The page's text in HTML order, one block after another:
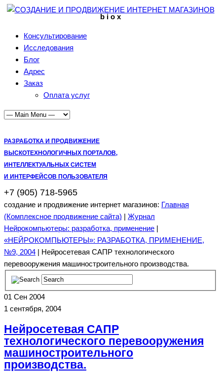
b i o x
Консультирование
Исследования
Блог
Адрес
Заказ
Оплата услуг
РАЗРАБОТКА И ПРОДВИЖЕНИЕ
ВЫСКОТЕХНОЛОГИЧНЫХ ПОРТАЛОВ,
ИНТЕЛЛЕКТУАЛЬНЫХ СИСТЕМ
И ИНТЕРФЕЙСОВ ПОЛЬЗОВАТЕЛЯ
+7 (905) 718-5965
создание и продвижение интернет магазинов: Главная
(Комплексное продвижение сайта) | Журнал
Нейрокомпьютеры: разработка, применение |
«НЕЙРОКОМПЬЮТЕРЫ»: РАЗРАБОТКА, ПРИМЕНЕНИЕ,
№9, 2004 | Нейросетевая САПР технологического
перевооружения машиностроительного производства.
01 Сен 2004
1 сентября, 2004
Нейросетевая САПР
технологического перевооружения
машиностроительного
производства.